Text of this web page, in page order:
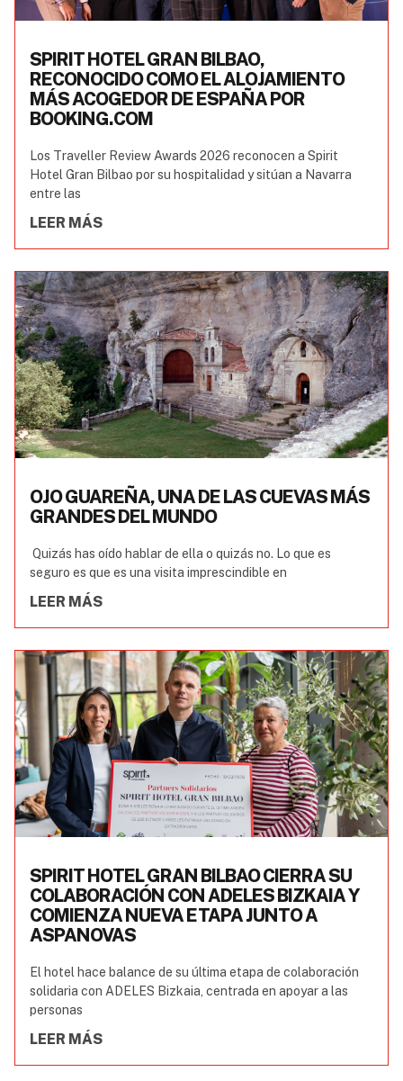
SPIRIT HOTEL GRAN BILBAO,
RECONOCIDO COMO EL ALOJAMIENTO
MÁS ACOGEDOR DE ESPAÑA POR
BOOKING.COM
Los Traveller Review Awards 2026 reconocen a Spirit
Hotel Gran Bilbao por su hospitalidad y sitúan a Navarra
entre las
LEER MÁS
OJO GUAREÑA, UNA DE LAS CUEVAS MÁS
GRANDES DEL MUNDO
Quizás has oído hablar de ella o quizás no. Lo que es
seguro es que es una visita imprescindible en
LEER MÁS
SPIRIT HOTEL GRAN BILBAO CIERRA SU
COLABORACIÓN CON ADELES BIZKAIA Y
COMIENZA NUEVA ETAPA JUNTO A
ASPANOVAS
El hotel hace balance de su última etapa de colaboración
solidaria con ADELES Bizkaia, centrada en apoyar a las
personas
LEER MÁS